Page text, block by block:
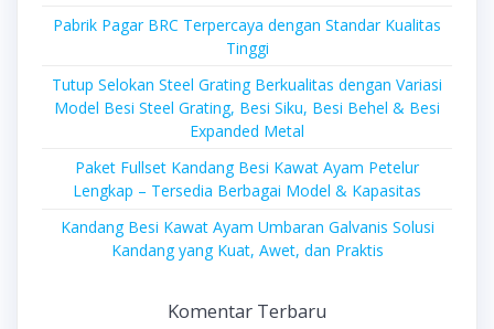
Pabrik Pagar BRC Terpercaya dengan Standar Kualitas
Tinggi
Tutup Selokan Steel Grating Berkualitas dengan Variasi
Model Besi Steel Grating, Besi Siku, Besi Behel & Besi
Expanded Metal
Paket Fullset Kandang Besi Kawat Ayam Petelur
Lengkap – Tersedia Berbagai Model & Kapasitas
Kandang Besi Kawat Ayam Umbaran Galvanis Solusi
Kandang yang Kuat, Awet, dan Praktis
Komentar Terbaru